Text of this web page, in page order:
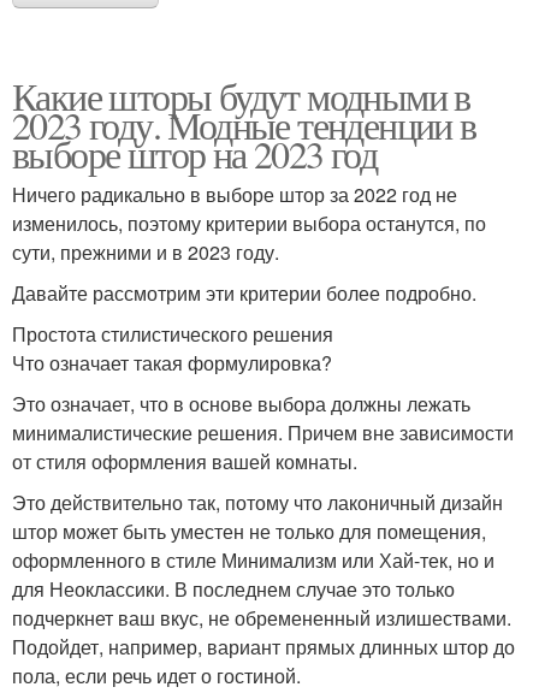
Какие шторы будут модными в
2023 году. Модные тенденции в
выборе штор на 2023 год
Ничего радикально в выборе штор за 2022 год не
изменилось, поэтому критерии выбора останутся, по
сути, прежними и в 2023 году.
Давайте рассмотрим эти критерии более подробно.
Простота стилистического решения
Что означает такая формулировка?
Это означает, что в основе выбора должны лежать
минималистические решения. Причем вне зависимости
от стиля оформления вашей комнаты.
Это действительно так, потому что лаконичный дизайн
штор может быть уместен не только для помещения,
оформленного в стиле Минимализм или Хай-тек, но и
для Неоклассики. В последнем случае это только
подчеркнет ваш вкус, не обремененный излишествами.
Подойдет, например, вариант прямых длинных штор до
пола, если речь идет о гостиной.